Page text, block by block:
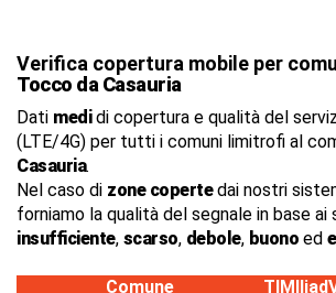
Verifica copertura mobile per
Tocco da Casauria
Dati medidi copertura e qualità del
(LTE/4G) per tutti i comuni limitrofi al
Casauria.
Nel caso di zone copertedai nostri
forniamo la qualità del segnale in base ai
insufficiente, scarso, debole, buono ed
Comune TIMIliad